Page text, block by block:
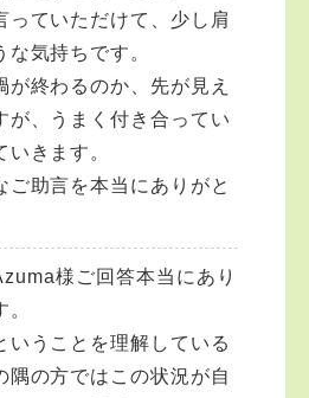
っていただけて、少し肩
気持ちです。
が終わるのか、先が見え
が、うまく付き合ってい
きます。
ご助言を本当にありがと
様ご回答本当にあり
いうことを理解している
隅の方ではこの状況が自